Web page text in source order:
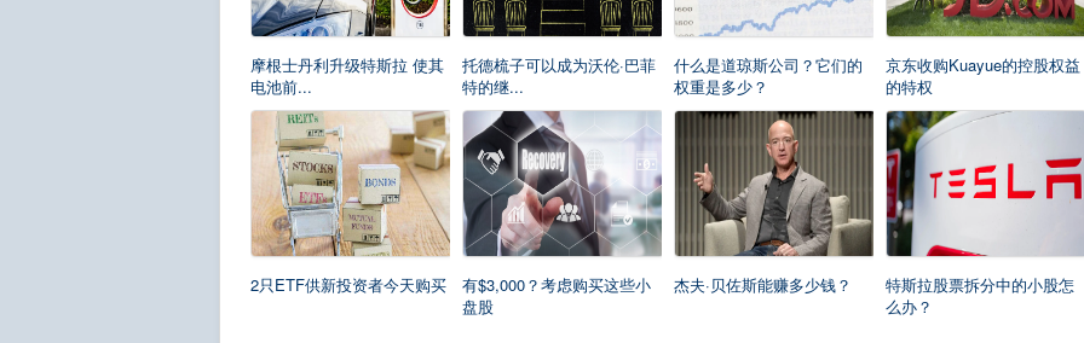
摩根士丹利升级特斯拉 使其
电池前...
托德梳子可以成为沃伦·巴菲
特的继...
什么是道琼斯公司？它们的
权重是多少？
京东收购Kuayue的控股权益
的特权
2只ETF供新投资者今天购买
有$3,000？考虑购买这些小
盘股
杰夫·贝佐斯能赚多少钱？
特斯拉股票拆分中的小股怎
么办？